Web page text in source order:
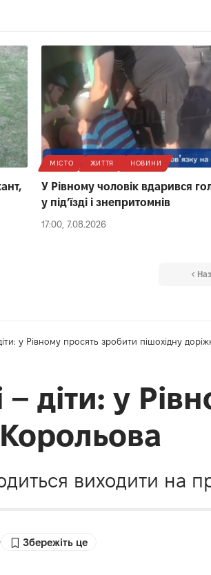
МІСТО ЖИТТЯ НОВИНИ
У Рівному чоловік вдарився
у під’їзді і знепритомнів
17:00, 7.08.2026
у Рівному просять зробити пішохідну
– діти: у
виходити на